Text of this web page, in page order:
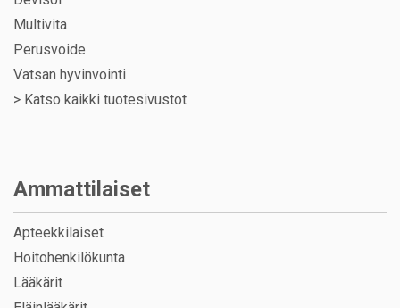
Multivita
Perusvoide
Vatsan hyvinvointi
> Katso kaikki tuotesivustot
Ammattilaiset
Apteekkilaiset
Hoitohenkilökunta
Lääkärit